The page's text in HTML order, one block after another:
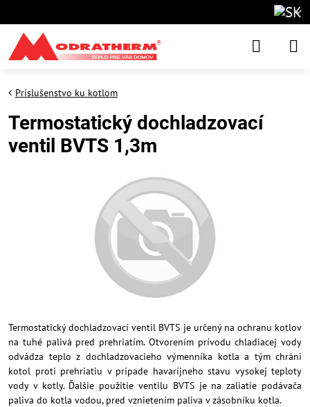
Príslušenstvo ku kotlom
Termostatický dochladzovací
ventil BVTS 1,3m
Termostatický dochladzovací ventil BVTS je určený na ochranu kotlov
na tuhé palivá pred prehriatím. Otvorením prívodu chladiacej vody
odvádza teplo z dochladzovacieho výmenníka kotla a tým chráni
kotol proti prehriatiu v prípade havaríjneho stavu vysokej teploty
vody v kotly. Ďalšie použitie ventilu BVTS je na zaliatie podávača
paliva do kotla vodou, pred vznietením paliva v zásobníku kotla.